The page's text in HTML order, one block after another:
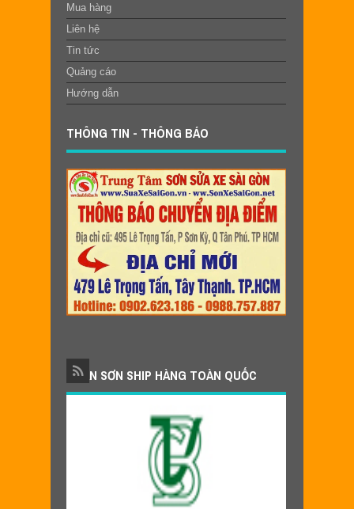
Mua hàng
Liên hệ
Tin tức
Quảng cáo
Hướng dẫn
THÔNG TIN - THÔNG BÁO
NHẬN SƠN SHIP HÀNG TOÀN QUỐC